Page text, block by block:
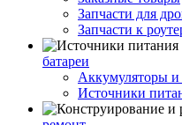
Запчасти для
Запчасти к
батареи
Аккумуляторы и
Источники